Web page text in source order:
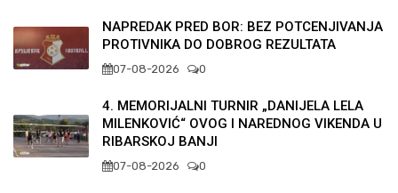
NAPREDAK PRED BOR: BEZ POTCENJIVANJA
PROTIVNIKA DO DOBROG REZULTATA
07-08-2026 0
4. MEMORIJALNI TURNIR „DANIJELA LELA
MILENKOVIĆ“ OVOG I NAREDNOG VIKENDA U
RIBARSKOJ BANJI
07-08-2026 0